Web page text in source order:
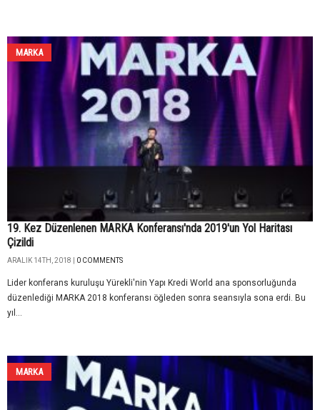
MARKA
19. Kez Düzenlenen MARKA Konferansı'nda 2019'un Yol Haritası
Çizildi
ARALIK 14TH, 2018 | 0 COMMENTS
Lider konferans kuruluşu Yürekli'nin Yapı Kredi World ana sponsorluğunda
düzenlediği MARKA 2018 konferansı öğleden sonra seansıyla sona erdi. Bu
yıl...
MARKA